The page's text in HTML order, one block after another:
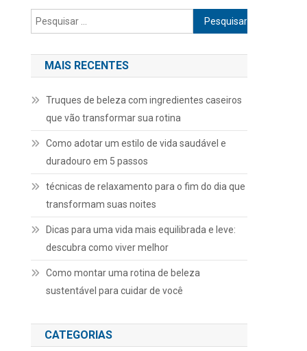
Pesquisar
por:
MAIS RECENTES
Truques de beleza com ingredientes caseiros
que vão transformar sua rotina
Como adotar um estilo de vida saudável e
duradouro em 5 passos
técnicas de relaxamento para o fim do dia que
transformam suas noites
Dicas para uma vida mais equilibrada e leve:
descubra como viver melhor
Como montar uma rotina de beleza
sustentável para cuidar de você
CATEGORIAS